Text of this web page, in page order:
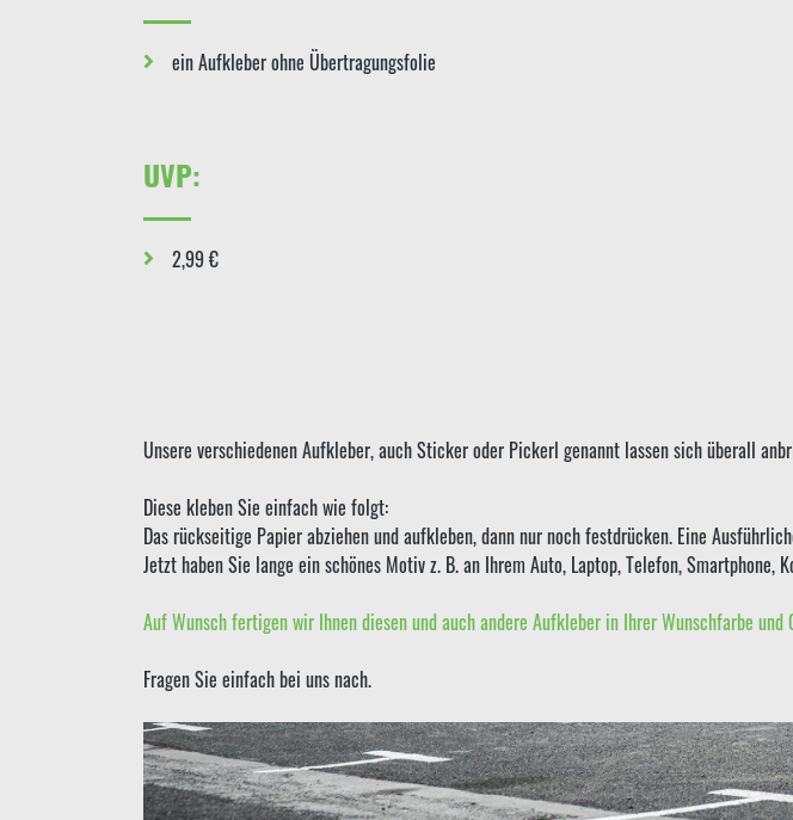
ein Aufkleber ohne Übertragungsfolie
UVP:
2,99 €
Unsere verschiedenen Aufkleber, auch Sticker oder Pickerl genannt lassen sich überall
Diese kleben Sie einfach wie folgt:
Das rückseitige Papier abziehen und aufkleben, dann nur noch festdrücken. Eine
Jetzt haben Sie lange ein schönes Motiv z. B. an Ihrem Auto, Laptop, Telefon, Smartphone,
Auf Wunsch fertigen wir Ihnen diesen und auch andere Aufkleber in Ihrer Wunschfarbe und
Fragen Sie einfach bei uns nach.